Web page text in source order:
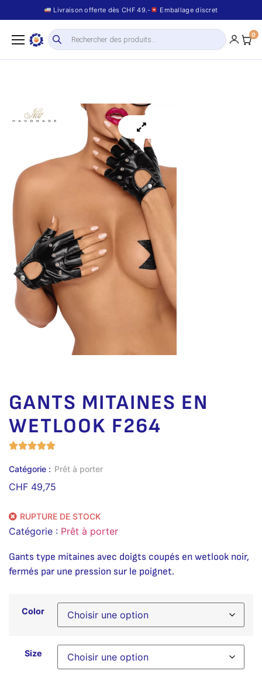
Livraison offerte dès CHF 49.- Emballage discret
0
GANTS MITAINES EN
WETLOOK F264
Catégorie : Prêt à porter
CHF 49,75
RUPTURE DE STOCK
Catégorie : Prêt à porter
Gants type mitaines avec doigts coupés en wetlook noir,
fermés par une pression sur le poignet.
Color
Size